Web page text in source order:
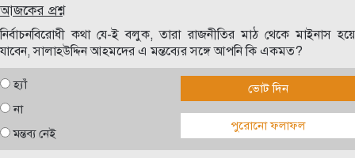
আজকের প্রশ্ন
নির্বাচনবিরোধী কথা যে-ই বলুক, তারা রাজনীতির মাঠ থেকে মাইনাস হয়ে
যাবেন, সালাহউদ্দিন আহমদের এ মন্তব্যের সঙ্গে আপনি কি একমত?
হ্যাঁ
না
মন্তব্য নেই
ভোট দিন
পুরোনো ফলাফল